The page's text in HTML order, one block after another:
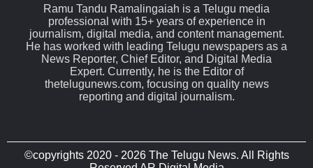
Ramu Tandu Ramalingaiah is a Telugu media
professional with 15+ years of experience in
journalism, digital media, and content management.
He has worked with leading Telugu newspapers as a
News Reporter, Chief Editor, and Digital Media
Expert. Currently, he is the Editor of
thetelugunews.com, focusing on quality news
reporting and digital journalism.
©copyrights 2020 - 2026 The Telugu News. All Rights